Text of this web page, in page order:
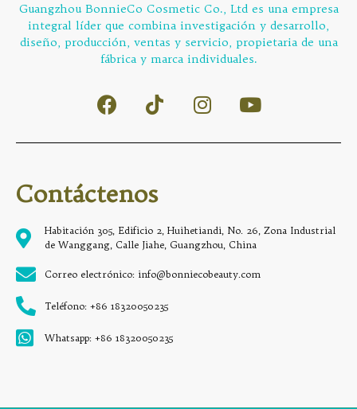
Guangzhou BonnieCo Cosmetic Co., Ltd es una empresa
integral líder que combina investigación y desarrollo,
diseño, producción, ventas y servicio, propietaria de una
fábrica y marca individuales.
Contáctenos
Habitación 305, Edificio 2, Huihetiandi, No. 26, Zona Industrial
de Wanggang, Calle Jiahe, Guangzhou, China
Correo electrónico: info@bonniecobeauty.com
Teléfono: +86 18320050235
Whatsapp: +86 18320050235